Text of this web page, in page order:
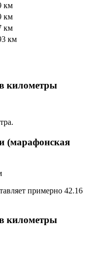
км
км
км
км
километры
(марафонская
примерно 42.16
километры